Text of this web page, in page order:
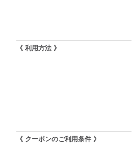
《 利用方法 》
《 クーポンのご利用条件 》